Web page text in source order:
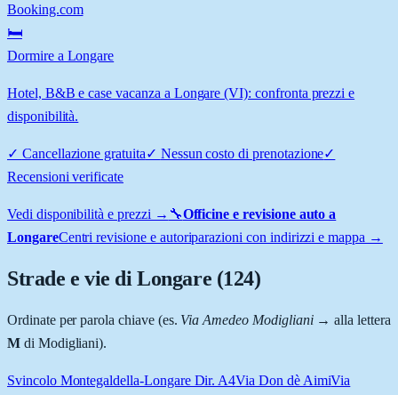
Booking.com
🛏️
Dormire a Longare
Hotel, B&B e case vacanza a Longare (VI): confronta prezzi e
disponibilità.
✓ Cancellazione gratuita✓ Nessun costo di prenotazione✓
Recensioni verificate
Vedi disponibilità e prezzi → 🔧Officine e revisione auto a
LongareCentri revisione e autoriparazioni con indirizzi e mappa →
Strade e vie diLongare (124)
Ordinate per parola chiave (es. Via Amedeo Modigliani→ alla lettera
Mdi Modigliani).
Svincolo Montegaldella-Longare Dir. A4Via Don dè AimiVia